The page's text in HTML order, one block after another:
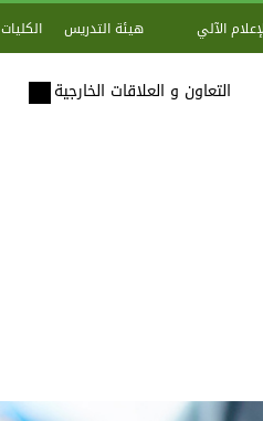
الآلي هيئة التدريس الكليات
التعاون و العلاقات الخارجية